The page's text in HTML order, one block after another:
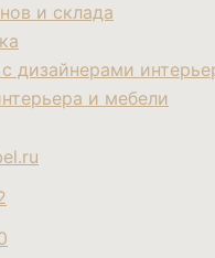
и склада
дизайнерами
и мебели